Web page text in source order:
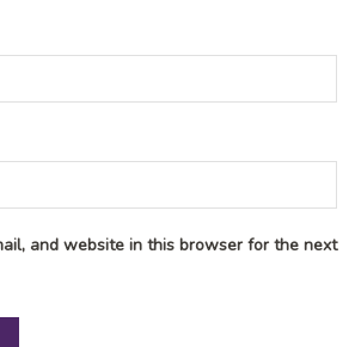
and website in this browser for the next